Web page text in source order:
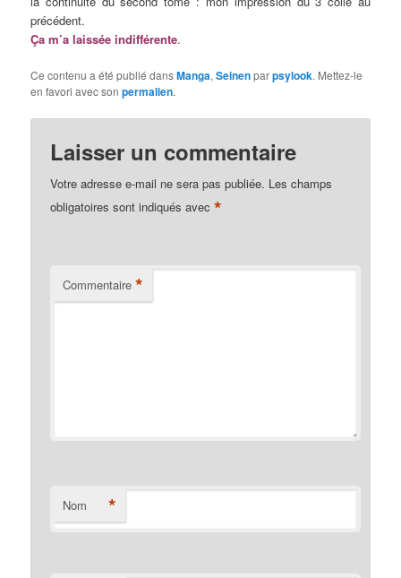
précédent.
Ça m’a laissée indifférente.
Ce contenu a été publié dansManga,Seinenparpsylook. Mettez-le
en favori avec sonpermalien.
Laisser un commentaire
Votre adresse e-mail ne sera pas publiée. Les champs
obligatoires sont indiqués avec*
Commentaire *
Nom *